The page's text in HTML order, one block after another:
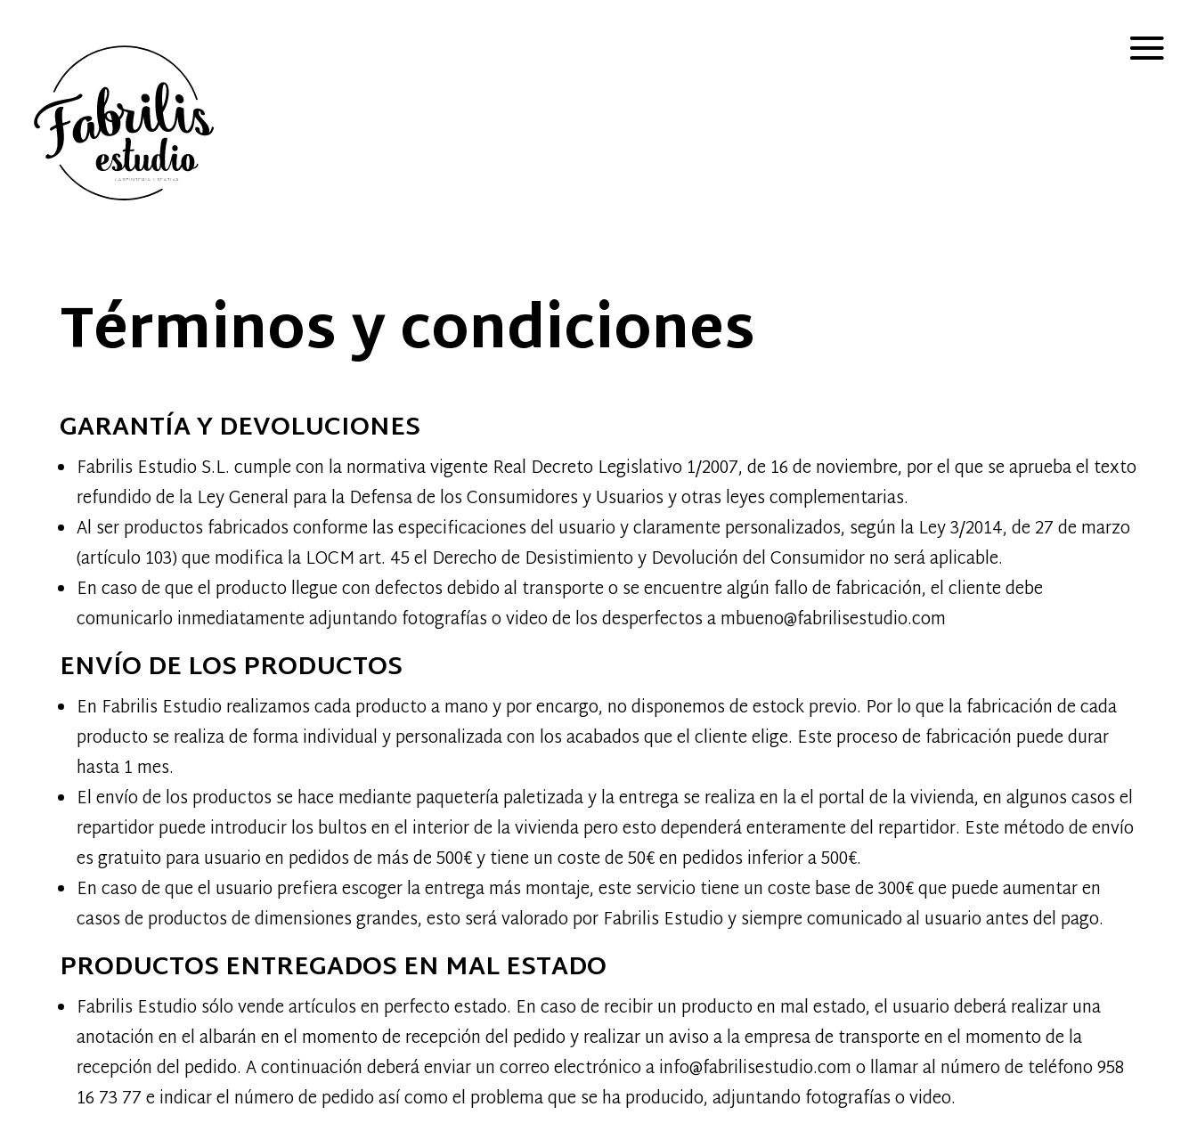
a
a
Términos y condiciones
GARANTÍA Y DEVOLUCIONES
Fabrilis Estudio S.L. cumple con la normativa vigente Real Decreto Legislativo 1/2007, de 16 de noviembre, por el que se aprueba el texto
refundido de la Ley General para la Defensa de los Consumidores y Usuarios y otras leyes complementarias.
Al ser productos fabricados conforme las especificaciones del usuario y claramente personalizados, según la Ley 3/2014, de 27 de marzo
(artículo 103) que modifica la LOCM art. 45 el Derecho de Desistimiento y Devolución del Consumidor no será aplicable.
En caso de que el producto llegue con defectos debido al transporte o se encuentre algún fallo de fabricación, el cliente debe
comunicarlo inmediatamente adjuntando fotografías o video de los desperfectos ambueno@fabrilisestudio.com
ENVÍO DE LOS PRODUCTOS
En Fabrilis Estudio realizamos cada producto a mano y por encargo, no disponemos de estock previo. Por lo que la fabricación de cada
producto se realiza de forma individual y personalizada con los acabados que el cliente elige. Este proceso de fabricación puede durar
hasta 1 mes.
El envío de los productos se hace mediante paquetería paletizada y la entrega se realiza en la el portal de la vivienda, en algunos casos el
repartidor puede introducir los bultos en el interior de la vivienda pero esto dependerá enteramente del repartidor. Este método de envío
es gratuito para usuario en pedidos de más de 500€ y tiene un coste de 50€ en pedidos inferior a 500€.
En caso de que el usuario prefiera escoger la entrega más montaje, este servicio tiene un coste base de 300€ que puede aumentar en
casos de productos de dimensiones grandes, esto será valorado por Fabrilis Estudio y siempre comunicado al usuario antes del pago.
PRODUCTOS ENTREGADOS EN MAL ESTADO
Fabrilis Estudio sólo vende artículos en perfecto estado. En caso de recibir un producto en mal estado, el usuario deberá realizar una
anotación en el albarán en el momento de recepción del pedido y realizar un aviso a la empresa de transporte en el momento de la
recepción del pedido. A continuación deberá enviar un correo electrónico a info@fabrilisestudio.com o llamar al número de teléfono 958
16 73 77 e indicar el número de pedido así como el problema que se ha producido, adjuntando fotografías o video.